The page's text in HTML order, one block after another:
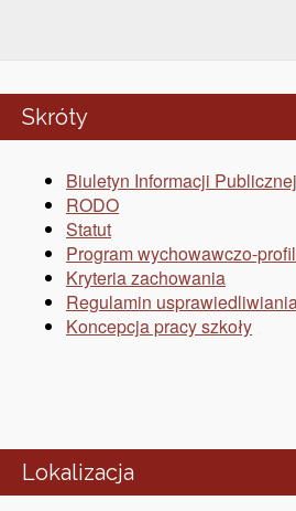
Skróty
Biuletyn Informacji Publicznej
RODO
Statut
Program wychowawczo-
Kryteria zachowania
Regulamin
Koncepcja pracy szkoły
Lokalizacja